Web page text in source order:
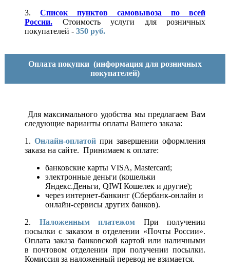
3. Список пунктов самовывоза по всей
России.
Стоимость услуги для розничных
покупателей - 350 руб.
Оплата покупки (информация для розничных
покупателей)
Для максимального удобства мы предлагаем Вам
следующие варианты оплаты Вашего заказа:
1. Онлайн-оплатой при завершении оформления
заказа на сайте. Принимаем к оплате:
банковские карты VISA, Mastercard;
электронные деньги (кошельки
Яндекс.Деньги, QIWI Кошелек и другие);
через интернет-банкинг (Сбербанк-онлайн и
онлайн-сервисы других банков).
2. Наложенным платежом При получении
посылки с заказом в отделении «Почты России».
Оплата заказа банковской картой или наличными
в почтовом отделении при получении посылки.
Комиссия за наложенный перевод не взимается.